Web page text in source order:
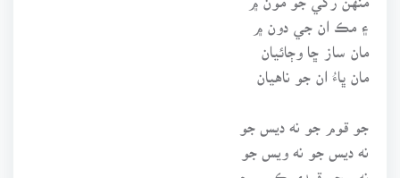
۽ مڪ ان جي دون ۾
مان ساز ڇا وڄائيان
مان ڀاءُ ان جو ناهيان